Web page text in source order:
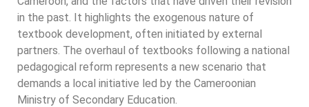
in the past. It highlights the exogenous nature of
textbook development, often initiated by external
partners. The overhaul of textbooks following a national
pedagogical reform represents a new scenario that
demands a local initiative led by the Cameroonian
Ministry of Secondary Education.